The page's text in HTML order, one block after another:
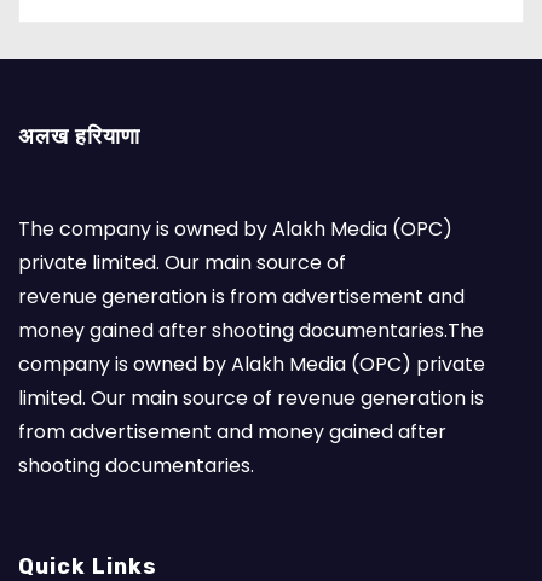
अलख हरियाणा
The company is owned by Alakh Media (OPC)
private limited. Our main source of
revenue generation is from advertisement and
money gained after shooting documentaries.The
company is owned by Alakh Media (OPC) private
limited. Our main source of revenue generation is
from advertisement and money gained after
shooting documentaries.
Quick Links